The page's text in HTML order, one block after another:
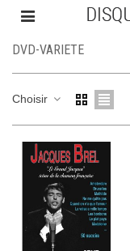
DVD-VARIETE
Choisir